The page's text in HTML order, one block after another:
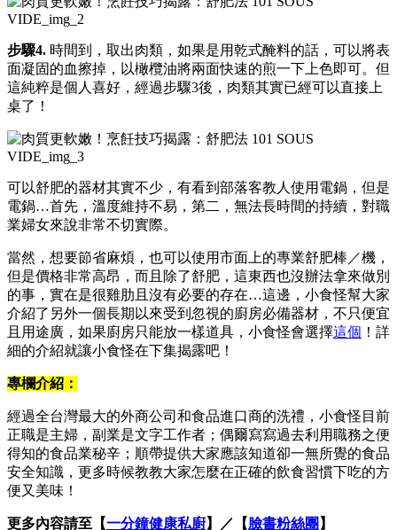
步驟4. 時間到，取出肉類，如果是用乾式醃料的話，可以將表
面凝固的血擦掉，以橄欖油將兩面快速的煎一下上色即可。但
這純粹是個人喜好，經過步驟3後，肉類其實已經可以直接上
桌了！
可以舒肥的器材其實不少，有看到部落客教人使用電鍋，但是
電鍋…首先，溫度維持不易，第二，無法長時間的持續，對職
業婦女來說非常不切實際。
當然，想要節省麻煩，也可以使用市面上的專業舒肥棒／機，
但是價格非常高昂，而且除了舒肥，這東西也沒辦法拿來做別
的事，實在是很雞肋且沒有必要的存在…這邊，小食怪幫大家
介紹了另外一個長期以來受到忽視的廚房必備器材，不只便宜
且用途廣，如果廚房只能放一樣道具，小食怪會選擇這個 ！詳
細的介紹就讓小食怪在下集揭露吧！
專欄介紹：
經過全台灣最大的外商公司和食品進口商的洗禮，小食怪目前
正職是主婦，副業是文字工作者；偶爾寫寫過去利用職務之便
得知的食品業秘辛；順帶提供大家應該知道卻一無所覺的食品
安全知識，更多時候教教大家怎麼在正確的飲食習慣下吃的方
便又美味！
更多內容請至【一分鐘健康私廚】／【臉書粉絲團 】